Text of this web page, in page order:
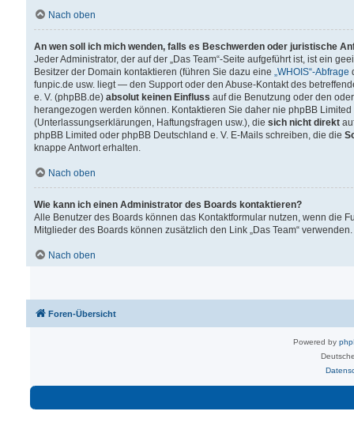
Nach oben
An wen soll ich mich wenden, falls es Beschwerden oder juristische
Jeder Administrator, der auf der „Das Team“-Seite aufgeführt ist, ist ein
Besitzer der Domain kontaktieren (führen Sie dazu eine „WHOIS“-Abfrage
funpic.de usw. liegt — den Support oder den Abuse-Kontakt des
e. V. (phpBB.de) absolut keinen Einfluss auf die Benutzung oder den
herangezogen werden können. Kontaktieren Sie daher nie phpBB
(Unterlassungserklärungen, Haftungsfragen usw.), die sich nicht direkt
phpBB Limited oder phpBB Deutschland e. V. E-Mails schreiben, die die
knappe Antwort erhalten.
Nach oben
Wie kann ich einen Administrator des Boards kontaktieren?
Alle Benutzer des Boards können das Kontaktformular nutzen, wenn die
Mitglieder des Boards können zusätzlich den Link „Das Team“ verwenden.
Nach oben
Foren-Übersicht
Powered by